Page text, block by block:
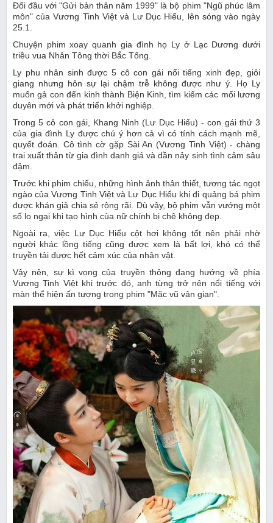
Đối đầu với "Gửi bản thân năm 1999" là bộ phim "Ngũ phúc lâm
môn" của Vương Tinh Việt và Lư Dục Hiểu, lên sóng vào ngày
25.1.
Chuyện phim xoay quanh gia đình họ Ly ở Lạc Dương dưới
triều vua Nhân Tông thời Bắc Tống.
Ly phu nhân sinh được 5 cô con gái nổi tiếng xinh đẹp, giỏi
giang nhưng hôn sự lại chậm trễ không được như ý. Họ Ly
muốn gả con đến kinh thành Biện Kinh, tìm kiếm các mối lương
duyên mới và phát triển khởi nghiệp.
Trong 5 cô con gái, Khang Ninh (Lư Dục Hiểu) - con gái thứ 3
của gia đình Ly được chú ý hơn cả vì có tính cách mạnh mẽ,
quyết đoán. Cô tình cờ gặp Sài An (Vương Tinh Việt) - chàng
trai xuất thân từ gia đình danh giá và dần nảy sinh tình cảm sâu
đậm.
Trước khi phim chiếu, những hình ảnh thân thiết, tương tác ngọt
ngào của Vương Tinh Việt và Lư Dục Hiểu khi đi quảng bá phim
được khán giả chia sẻ rộng rãi. Dù vậy, bộ phim vẫn vướng một
số lo ngại khi tạo hình của nữ chính bị chê không đẹp.
Ngoài ra, việc Lư Dục Hiểu cột hơi không tốt nên phải nhờ
người khác lồng tiếng cũng được xem là bất lợi, khó có thể
truyền tải được hết cảm xúc của nhân vật.
Vậy nên, sự kì vọng của truyền thông đang hướng về phía
Vương Tinh Việt khi trước đó, anh từng trở nên nổi tiếng với
màn thể hiện ấn tượng trong phim "Mặc vũ vân gian".